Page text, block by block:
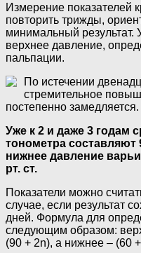
Измерение показателей
повторить трижды,
минимальный результат.
верхнее давление,
пальпации.
По истечении
стремительное
постепенно замедляется.
Уже к 2 и даже 3 годам
тонометра составляют
нижнее давление
рт. ст.
Показатели можно
случае, если результат
дней. Формула для
следующим образом:
(90 + 2n), а нижнее – (60